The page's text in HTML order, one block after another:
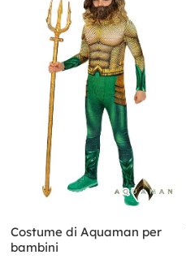
Costume di Aquaman per
bambini